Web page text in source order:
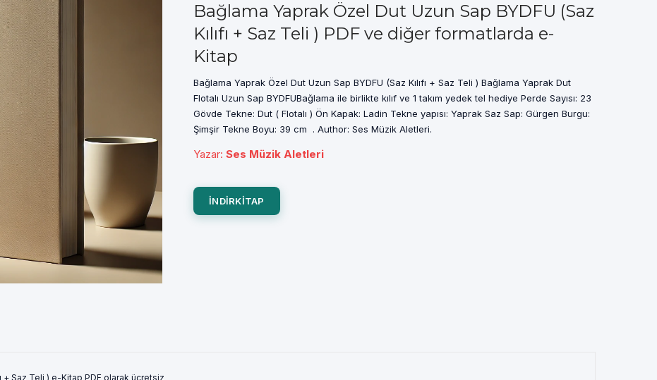
Bağlama Yaprak Özel Dut Uzun Sap BYDFU (Saz
Kılıfı + Saz Teli ) PDF ve diğer formatlarda e-
Kitap
Bağlama Yaprak Özel Dut Uzun Sap BYDFU (Saz Kılıfı + Saz Teli ) Bağlama Yaprak Dut
Flotalı Uzun Sap BYDFUBağlama ile birlikte kılıf ve 1 takım yedek tel hediye Perde Sayısı: 23
Gövde Tekne: Dut ( Flotalı ) Ön Kapak: Ladin Tekne yapısı: Yaprak Saz Sap: Gürgen Burgu:
Şimşir Tekne Boyu: 39 cm . Author: Ses Müzik Aletleri.
Yazar: Ses Müzik Aletleri
INDIRKITAP
+ Saz Teli ) e-Kitap PDF olarak ücretsiz